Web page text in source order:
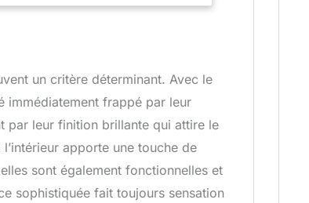
de 147 mm et un diamètre
un critère déterminant. Avec le
immédiatement frappé par leur
par leur finition brillante qui attire le
apporte une touche de
sont également fonctionnelles et
sophistiquée fait toujours sensation